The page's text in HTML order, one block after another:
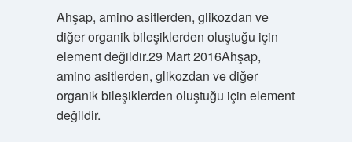
Ahşap, amino asitlerden, glikozdan ve
diğer organik bileşiklerden oluştuğu için
element değildir.29 Mart 2016Ahşap,
amino asitlerden, glikozdan ve diğer
organik bileşiklerden oluştuğu için element
değildir.